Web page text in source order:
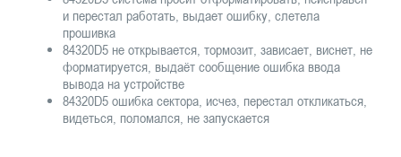
и перестал работать, выдает ошибку, слетела
прошивка
84320D5 не открывается, тормозит, зависает, виснет, не
форматируется, выдаёт сообщение ошибка ввода
вывода на устройстве
84320D5 ошибка сектора, исчез, перестал откликаться,
видеться, поломался, не запускается